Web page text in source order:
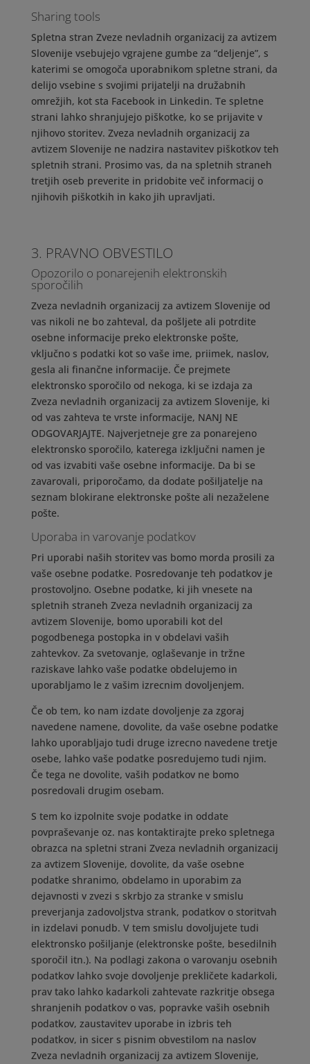
Sharing tools
Spletna stran Zveze nevladnih organizacij za avtizem
Slovenije vsebujejo vgrajene gumbe za “deljenje”, s
katerimi se omogoča uporabnikom spletne strani, da
delijo vsebine s svojimi prijatelji na družabnih
omrežjih, kot sta Facebook in Linkedin. Te spletne
strani lahko shranjujejo piškotke, ko se prijavite v
njihovo storitev. Zveza nevladnih organizacij za
avtizem Slovenije ne nadzira nastavitev piškotkov teh
spletnih strani. Prosimo vas, da na spletnih straneh
tretjih oseb preverite in pridobite več informacij o
njihovih piškotkih in kako jih upravljati.
3. PRAVNO OBVESTILO
Opozorilo o ponarejenih elektronskih
sporočilih
Zveza nevladnih organizacij za avtizem Slovenije od
vas nikoli ne bo zahteval, da pošljete ali potrdite
osebne informacije preko elektronske pošte,
vključno s podatki kot so vaše ime, priimek, naslov,
gesla ali finančne informacije. Če prejmete
elektronsko sporočilo od nekoga, ki se izdaja za
Zveza nevladnih organizacij za avtizem Slovenije, ki
od vas zahteva te vrste informacije, NANJ NE
ODGOVARJAJTE. Najverjetneje gre za ponarejeno
elektronsko sporočilo, katerega izključni namen je
od vas izvabiti vaše osebne informacije. Da bi se
zavarovali, priporočamo, da dodate pošiljatelje na
seznam blokirane elektronske pošte ali nezaželene
pošte.
Uporaba in varovanje podatkov
Pri uporabi naših storitev vas bomo morda prosili za
vaše osebne podatke. Posredovanje teh podatkov je
prostovoljno. Osebne podatke, ki jih vnesete na
spletnih straneh Zveza nevladnih organizacij za
avtizem Slovenije, bomo uporabili kot del
pogodbenega postopka in v obdelavi vaših
zahtevkov. Za svetovanje, oglaševanje in tržne
raziskave lahko vaše podatke obdelujemo in
uporabljamo le z vašim izrecnim dovoljenjem.
Če ob tem, ko nam izdate dovoljenje za zgoraj
navedene namene, dovolite, da vaše osebne podatke
lahko uporabljajo tudi druge izrecno navedene tretje
osebe, lahko vaše podatke posredujemo tudi njim.
Če tega ne dovolite, vaših podatkov ne bomo
posredovali drugim osebam.
S tem ko izpolnite svoje podatke in oddate
povpraševanje oz. nas kontaktirajte preko spletnega
obrazca na spletni strani Zveza nevladnih organizacij
za avtizem Slovenije, dovolite, da vaše osebne
podatke shranimo, obdelamo in uporabim za
dejavnosti v zvezi s skrbjo za stranke v smislu
preverjanja zadovoljstva strank, podatkov o storitvah
in izdelavi ponudb. V tem smislu dovoljujete tudi
elektronsko pošiljanje (elektronske pošte, besedilnih
sporočil itn.). Na podlagi zakona o varovanju osebnih
podatkov lahko svoje dovoljenje prekličete kadarkoli,
prav tako lahko kadarkoli zahtevate razkritje obsega
shranjenih podatkov o vas, popravke vaših osebnih
podatkov, zaustavitev uporabe in izbris teh
podatkov, in sicer s pisnim obvestilom na naslov
Zveza nevladnih organizacij za avtizem Slovenije,